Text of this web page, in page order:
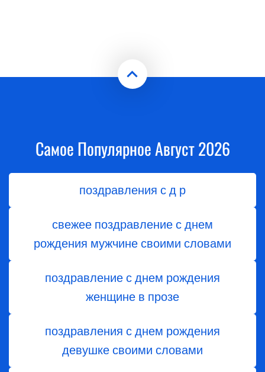
Самое Популярное Август 2026
поздравления с д р
свежее поздравление с днем
рождения мужчине своими словами
поздравление с днем рождения
женщине в прозе
поздравления с днем рождения
девушке своими словами